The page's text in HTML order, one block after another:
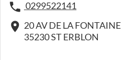
0299522141
20 AV DE LA FONTAINE
35230 ST ERBLON